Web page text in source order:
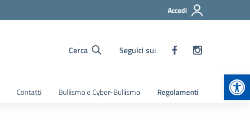
Accedi
Cerca Seguici su:
Contatti Bullismo e Cyber-Bullismo Regolamenti